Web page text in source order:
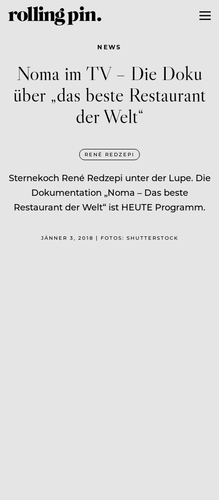
NEWS
Noma im TV – Die Doku
über „das beste Restaurant
der Welt“
RENÉ REDZEPI
Sternekoch René Redzepi unter der Lupe. Die
Dokumentation „Noma – Das beste
Restaurant der Welt“ ist HEUTE Programm.
JÄNNER 3, 2018 | FOTOS: SHUTTERSTOCK